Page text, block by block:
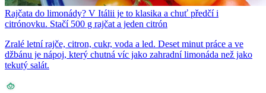
Rajčata do limonády? V Itálii je to klasika a chuť předčí i
citrónovku. Stačí 500 g rajčat a jeden citrón
Zralé letní rajče, citron, cukr, voda a led. Deset minut práce a ve
džbánu je nápoj, který chutná víc jako zahradní limonáda než jako
tekutý salát.